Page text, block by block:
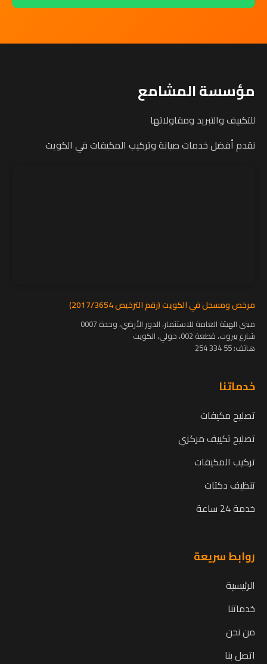
مؤسسة المشامع
للتكييف والتبريد ومقاولاتها
نقدم أفضل خدمات صيانة وتركيب المكيفات في الكويت
مرخص ومسجل في الكويت (رقم الترخيص 2017/3654)
مبنى الهيئة العامة للاستثمار، الدور الأرضي، وحدة 0007
شارع بيروت، قطعة 002، حولي، الكويت
هاتف:55 334 254
خدماتنا
تصليح مكيفات
تصليح تكييف مركزي
تركيب المكيفات
تنظيف دكتات
خدمة 24 ساعة
روابط سريعة
الرئيسية
خدماتنا
من نحن
اتصل بنا